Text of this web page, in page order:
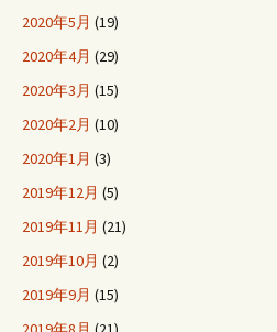
2020年5月 (19)
2020年4月 (29)
2020年3月 (15)
2020年2月 (10)
2020年1月 (3)
2019年12月 (5)
2019年11月 (21)
2019年10月 (2)
2019年9月 (15)